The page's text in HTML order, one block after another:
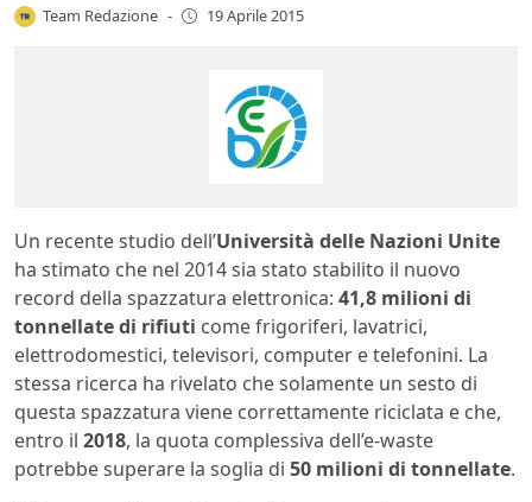
Team Redazione - 19 Aprile 2015
Un recente studio dell’Università delle Nazioni Unite
ha stimato che nel 2014 sia stato stabilito il nuovo
record della spazzatura elettronica: 41,8 milioni di
tonnellate di rifiuti come frigoriferi, lavatrici,
elettrodomestici, televisori, computer e telefonini. La
stessa ricerca ha rivelato che solamente un sesto di
questa spazzatura viene correttamente riciclata e che,
entro il 2018, la quota complessiva dell’e-waste
potrebbe superare la soglia di 50 milioni di tonnellate.